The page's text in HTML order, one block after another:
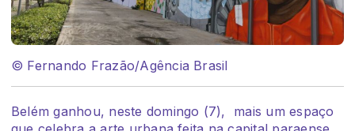
© Fernando Frazão/Agência Brasil
Belém ganhou, neste domingo (7), mais um espaço